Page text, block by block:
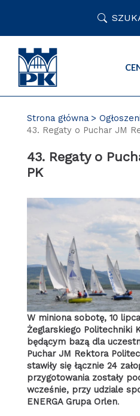
Strona główna
43. Regaty o Puchar JM
43. Regaty o
PK
W miniona sobotę, 10
Żeglarskiego Politechniki
będącym bazą dla
Puchar JM Rektora
stawiły się łącznie 24
przygotowania zostały
wcześnie, przy udziale
ENERGA Grupa Orlen.